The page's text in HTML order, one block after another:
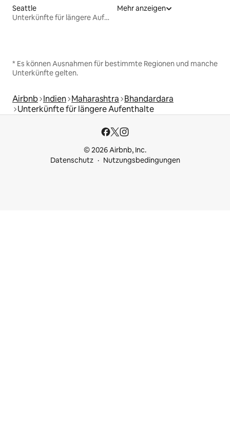
Seattle
Unterkünfte für längere Aufenthalte
Mehr anzeigen
* Es können Ausnahmen für bestimmte Regionen und manche
Unterkünfte gelten.
Airbnb Indien Maharashtra Bhandardara
Unterkünfte für längere Aufenthalte
© 2026 Airbnb, Inc.
Datenschutz
Nutzungsbedingungen